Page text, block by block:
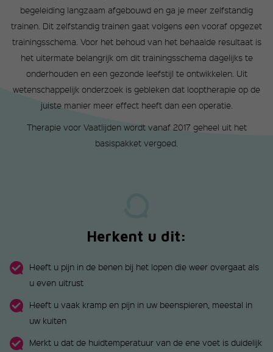
begeleiding langzaam afgebouwd en ga je meer zelfstandig
trainen. Dit zelfstandig trainen gaat volgens een vooraf opgezet
trainingsschema. Voor het behoud van het behaalde resultaat is
het uitermate belangrijk om dit trainingsschema dagelijks te
onderhouden en een gezonde leefstijl te ontwikkelen. Uit
wetenschappelijk onderzoek is gebleken dat looptherapie op de
juiste manier meer effect heeft dan een operatie.
Therapie voor Vaatlijden wordt vanaf 2017 geheel uit het
basispakket vergoed.
Herkent u dit:
Heeft u pijn in de benen bij het lopen die weer overgaat als
u even uitrust
Heeft u vaak kramp en pijn in uw beenspieren, meestal in
uw kuiten
Merkt u dat de huidtemperatuur van de ene voet is duidelijk